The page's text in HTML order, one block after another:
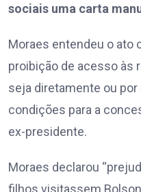
sociais uma carta
Moraes entendeu o ato
proibição de acesso às
seja diretamente ou
condições para a
ex-presidente.
Moraes declarou
filhos visitassem